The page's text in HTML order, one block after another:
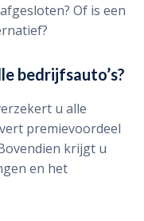
Of is een
bedrijfsauto’s?
u alle
premievoordeel
krijgt u
en het